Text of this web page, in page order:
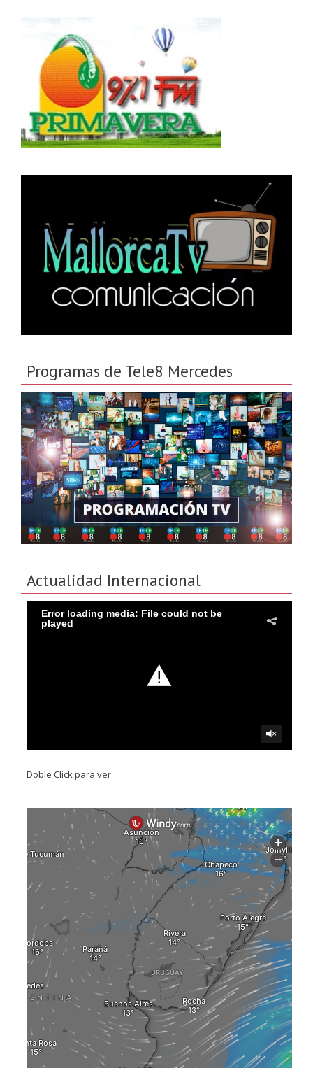
Programas de Tele8 Mercedes
Actualidad Internacional
Doble Click para ver